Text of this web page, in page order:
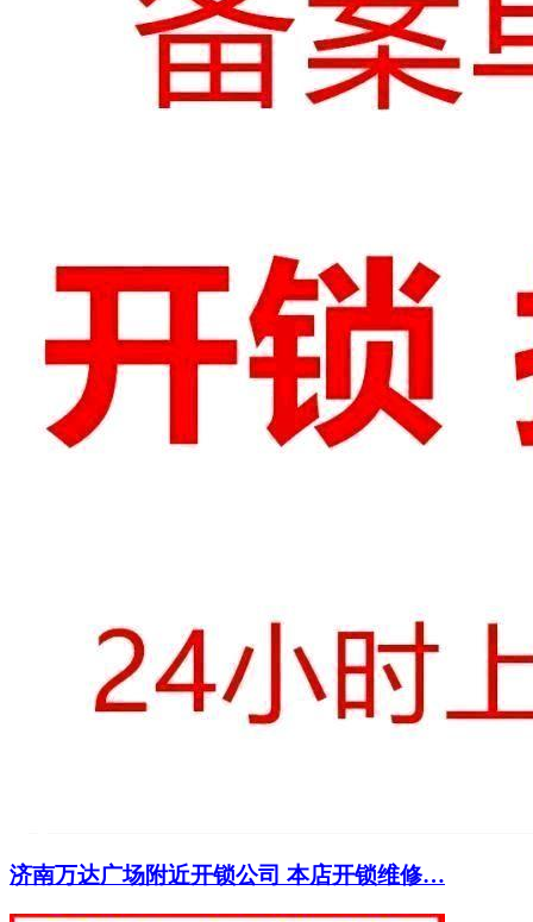
济南万达广场附近开锁公司 本店开锁维修…